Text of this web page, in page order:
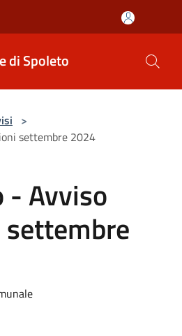
di Spoleto
>
settembre 2024
- Avviso